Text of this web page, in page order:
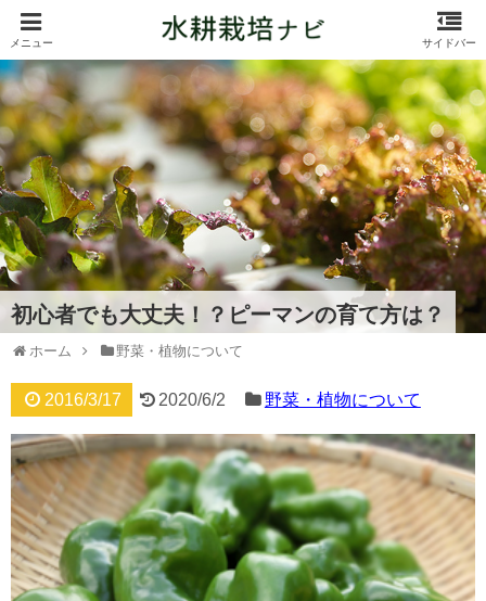
初心者でも大丈夫！？ピーマンの育て方は？
ホーム 野菜・植物について
2016/3/17 2020/6/2 野菜・植物について